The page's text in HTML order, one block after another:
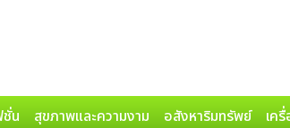
น สุขภาพและความงาม อสังหาริมทรัพย์ เค